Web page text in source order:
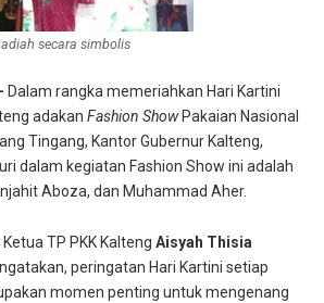
secara simbolis
Dalam rangka memeriahkan Hari Kartini
adakan Fashion ShowPakaian Nasional
Tingang, Kantor Gubernur Kalteng,
dalam kegiatan Fashion Show ini adalah
Aboza, dan Muhammad Aher.
TP PKK Kalteng Aisyah Thisia
peringatan Hari Kartini setiap
momen penting untuk mengenang